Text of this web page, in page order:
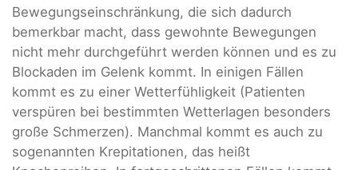
Bewegungseinschränkung, die sich dadurch
bemerkbar macht, dass gewohnte Bewegungen
nicht mehr durchgeführt werden können und es zu
Blockaden im Gelenk kommt. In einigen Fällen
kommt es zu einer Wetterfühligkeit (Patienten
verspüren bei bestimmten Wetterlagen besonders
große Schmerzen). Manchmal kommt es auch zu
sogenannten Krepitationen, das heißt